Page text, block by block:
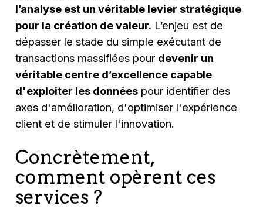
l’analyse est un véritable levier stratégique
pour la création de valeur. L’enjeu est de
dépasser le stade du simple exécutant de
transactions massifiées pour devenir un
véritable centre d’excellence capable
d'exploiter les données pour identifier des
axes d'amélioration, d'optimiser l'expérience
client et de stimuler l'innovation.
Concrètement,
comment opèrent ces
services ?